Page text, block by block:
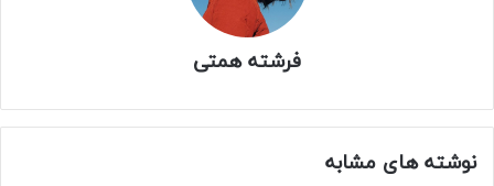
فرشته همتی
نوشته های مشابه